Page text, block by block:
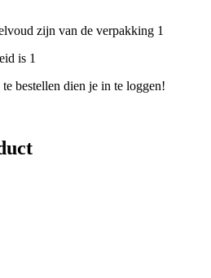
zijn van de verpakking 1
is 1
bestellen dien je in te loggen!